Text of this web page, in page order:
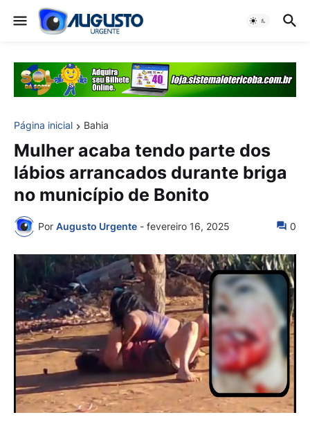
Página inicial Bahia
Mulher acaba tendo parte dos
lábios arrancados durante briga
no município de Bonito
Por Augusto Urgente - fevereiro 16, 2025 0